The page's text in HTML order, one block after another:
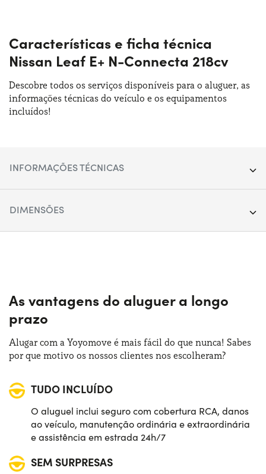
Características e ficha técnica
Nissan Leaf E+ N-Connecta 218cv
Descobre todos os serviços disponíveis para o aluguer, as
informações técnicas do veículo e os equipamentos
incluídos!
INFORMAÇÕES TÉCNICAS
Fonte de alimentação:Elétrico
Trasmissão: Automático
Tração:
Numero de lugares:
Potência:218 CV
DIMENSÕES
Altura:
Bagageira:
As vantagens do aluguer a longo
prazo
Alugar com a Yoyomove é mais fácil do que nunca! Sabes
por que motivo os nossos clientes nos escolheram?
TUDO INCLUÍDO
O aluguel inclui seguro com cobertura RCA, danos
ao veículo, manutenção ordinária e extraordinária
e assistência em estrada 24h/7
SEM SURPRESAS